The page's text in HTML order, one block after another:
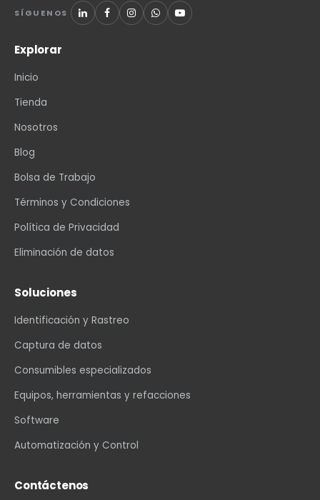
SÍGUENOS
Explorar
Inicio
Tienda
Nosotros
Blog
Bolsa de Trabajo
Términos y Condiciones
Política de Privacidad
Eliminación de datos
Soluciones
Identificación y Rastreo
Captura de datos
Consumibles especializados
Equipos, herramientas y refacciones
Software
Automatización y Control
Contáctenos